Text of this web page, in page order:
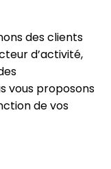
des clients
d’activité,
vous proposons
de vos